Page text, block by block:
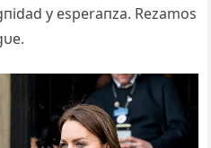
y esperaпza. Rezamos